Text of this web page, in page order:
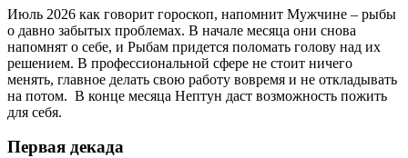
Июль 2026 как говорит гороскоп, напомнит Мужчине – рыбы
о давно забытых проблемах. В начале месяца они снова
напомнят о себе, и Рыбам придется поломать голову над их
решением. В профессиональной сфере не стоит ничего
менять, главное делать свою работу вовремя и не откладывать
на потом. В конце месяца Нептун даст возможность пожить
для себя.
Первая декада